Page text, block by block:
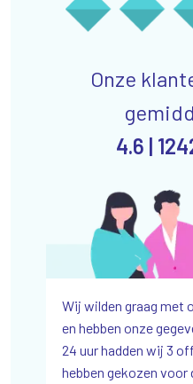
Onze
4.6 |
Wij wilden graag met
en hebben onze
24 uur hadden wij 3
hebben gekozen